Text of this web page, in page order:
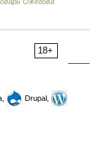
18+
Drupal,